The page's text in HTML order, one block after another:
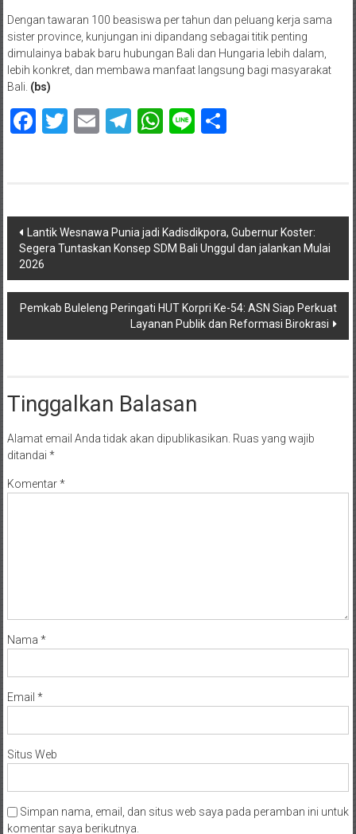
Dengan tawaran 100 beasiswa per tahun dan peluang kerja sama
sister province, kunjungan ini dipandang sebagai titik penting
dimulainya babak baru hubungan Bali dan Hungaria lebih dalam,
lebih konkret, dan membawa manfaat langsung bagi masyarakat
Bali. (bs)
Facebook
Twitter
EmailTelegram
WhatsApp
LineShare
Navigasi
pos
Lantik Wesnawa Punia jadi Kadisdikpora, Gubernur Koster:
Segera Tuntaskan Konsep SDM Bali Unggul dan jalankan Mulai
2026
Pemkab Buleleng Peringati HUT Korpri Ke-54: ASN Siap Perkuat
Layanan Publik dan Reformasi Birokrasi
Tinggalkan Balasan
Alamat email Anda tidak akan dipublikasikan. Ruas yang wajib
ditandai *
Komentar*
Nama *
Email *
Situs Web
Simpan nama, email, dan situs web saya pada peramban ini untuk
komentar saya berikutnya.